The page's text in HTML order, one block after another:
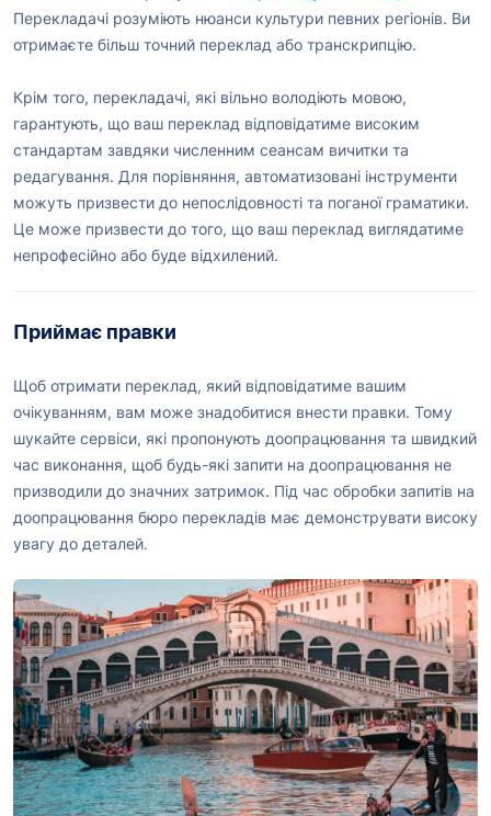
Перекладачі розуміють нюанси культури певних регіонів. Ви
отримаєте більш точний переклад або транскрипцію.
Крім того, перекладачі, які вільно володіють мовою,
гарантують, що ваш переклад відповідатиме високим
стандартам завдяки численним сеансам вичитки та
редагування. Для порівняння, автоматизовані інструменти
можуть призвести до непослідовності та поганої граматики.
Це може призвести до того, що ваш переклад виглядатиме
непрофесійно або буде відхилений.
Приймає правки
Щоб отримати переклад, який відповідатиме вашим
очікуванням, вам може знадобитися внести правки. Тому
шукайте сервіси, які пропонують доопрацювання та швидкий
час виконання, щоб будь-які запити на доопрацювання не
призводили до значних затримок. Під час обробки запитів на
доопрацювання бюро перекладів має демонструвати високу
увагу до деталей.